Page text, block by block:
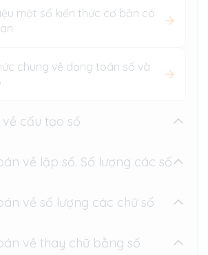
một số kiến thức cơ bản có
chung về dạng toán số và
cấu tạo số
về cấu tạo số
về cấu tạo số
về lập số. Số lượng các số
toán về lập số. Số lượng các
về số lượng các chữ số
toán về số lượng các chữ số
về thay chữ bằng số